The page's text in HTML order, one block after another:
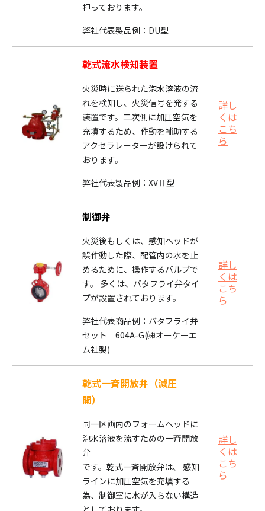
担っております。
弊社代表製品例： DU型
乾式流水検知装置
火災時に送られた泡水溶液の流
れを検知し、火災信号を発する
装置です。二次側に加圧空気を
充填するため、作動を補助する
アクセラレーターが設けられて
おります。
弊社代表製品例：XVⅡ型
詳し
くは
こち
ら
制御弁
火災後もしくは、感知ヘッドが
誤作動した際、配管内の水を止
めるために、操作するバルブで
す。
多くは、バタフライ弁タイ
プが設置されております。
弊社代表商品例：バタフライ弁
セット 604A-G(㈱オーケーエ
ム社製)
詳し
くは
こち
ら
乾式一斉開放弁（減圧
開）
同一区画内のフォームヘッドに
泡水溶液を流すための一斉開放
弁
です。乾式一斉開放弁は、 感知
ラインに加圧空気を充填する
為、制御室に水が入らない構造
詳し
くは
こち
ら